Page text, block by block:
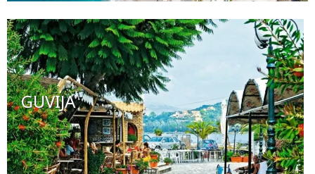
GUVIJA